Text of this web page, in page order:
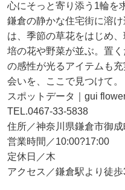
心にそっと寄り添う1輪を
鎌倉の静かな住宅街に溶
は、季節の草花をはじめ
培の花や野菜が並ぶ。置
の感性が光るアイテムも
会いを、ここで見つけて。
スポットデータ｜gui
TEL.0467-33-5838
住所／神奈川県鎌倉市御成
営業時間／10:00?17:00
定休日／木
アクセス／鎌倉駅より徒歩